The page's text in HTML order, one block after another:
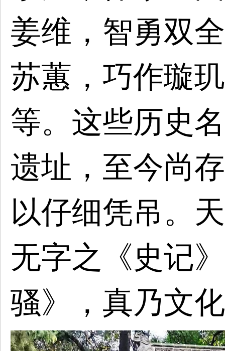
姜维，智勇双
苏蕙，巧作璇
等。这些历史
遗址，至今尚
以仔细凭吊。
无字之《史记
骚》，真乃文